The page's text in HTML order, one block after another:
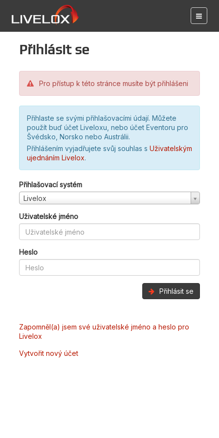
Přihlásit se
Pro přístup k této stránce musíte být přihlášeni
Přihlaste se svými přihlašovacími údají. Můžete
použít buď účet Liveloxu, nebo účet Eventoru pro
Švédsko, Norsko nebo Austrálii.
Přihlášením vyjadřujete svůj souhlas s Uživatelským
ujednáním Livelox.
Přihlašovací systém
Livelox
Uživatelské jméno
Heslo
Přihlásit se
Zapomněl(a) jsem své uživatelské jméno a heslo pro
Livelox
Vytvořit nový účet